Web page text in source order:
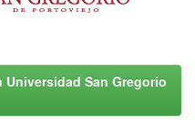
San Gregorio